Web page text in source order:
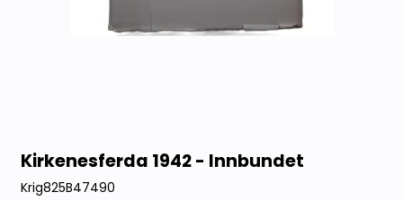
Kirkenesferda 1942 - Innbundet
Krig825B47490